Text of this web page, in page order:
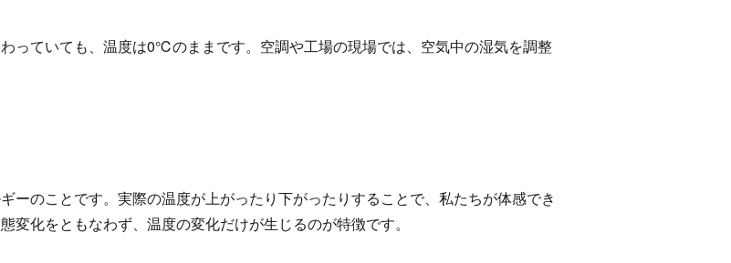
っていても、温度は0℃のままです。空調や工場の現場では、空気中の湿気を調整
ーのことです。実際の温度が上がったり下がったりすることで、私たちが体感でき
変化をともなわず、温度の変化だけが生じるのが特徴です。